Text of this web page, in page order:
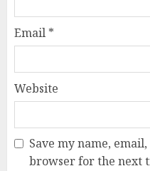
Email *
Website
Save my name,
browser for the next